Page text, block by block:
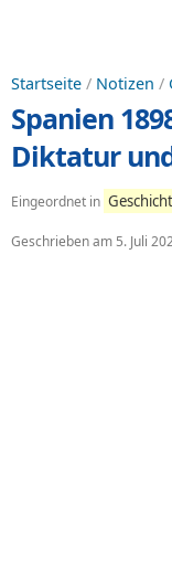
Startseite / Notizen /
Spanien
Diktatur
Eingeordnet in
Geschrieben am 5. Juli